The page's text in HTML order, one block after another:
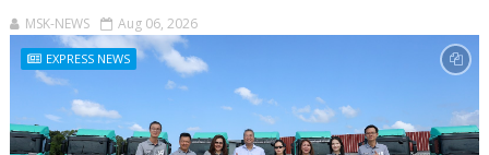
MSK-NEWS Aug 06, 2026
EXPRESS NEWS